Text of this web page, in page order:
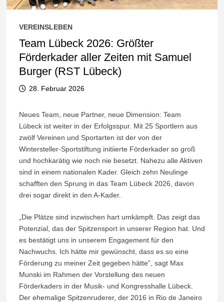
VEREINSLEBEN
Team Lübeck 2026: Größter
Förderkader aller Zeiten mit Samuel
Burger (RST Lübeck)
28. Februar 2026
Neues Team, neue Partner, neue Dimension: Team
Lübeck ist weiter in der Erfolgsspur. Mit 25 Sportlern aus
zwölf Vereinen und Sportarten ist der von der
Wintersteller-Sportstiftung initiierte Förderkader so groß
und hochkarätig wie noch nie besetzt. Nahezu alle Aktiven
sind in einem nationalen Kader. Gleich zehn Neulinge
schafften den Sprung in das Team Lübeck 2026, davon
drei sogar direkt in den A-Kader.
„Die Plätze sind inzwischen hart umkämpft. Das zeigt das
Potenzial, das der Spitzensport in unserer Region hat. Und
es bestätigt uns in unserem Engagement für den
Nachwuchs. Ich hätte mir gewünscht, dass es so eine
Förderung zu meiner Zeit gegeben hätte”, sagt Max
Munski im Rahmen der Vorstellung des neuen
Förderkaders in der Musik- und Kongresshalle Lübeck.
Der ehemalige Spitzenruderer, der 2016 in Rio de Janeiro